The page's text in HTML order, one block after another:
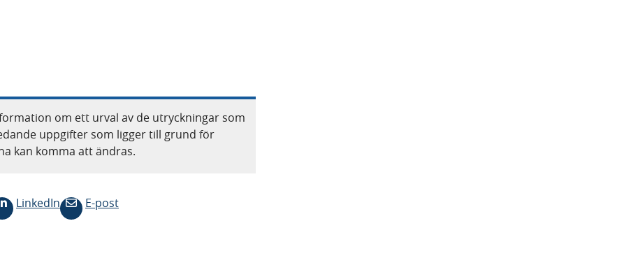
om ett urval av de utryckningar som
uppgifter som ligger till grund för
kan komma att ändras.
LinkedIn E-post